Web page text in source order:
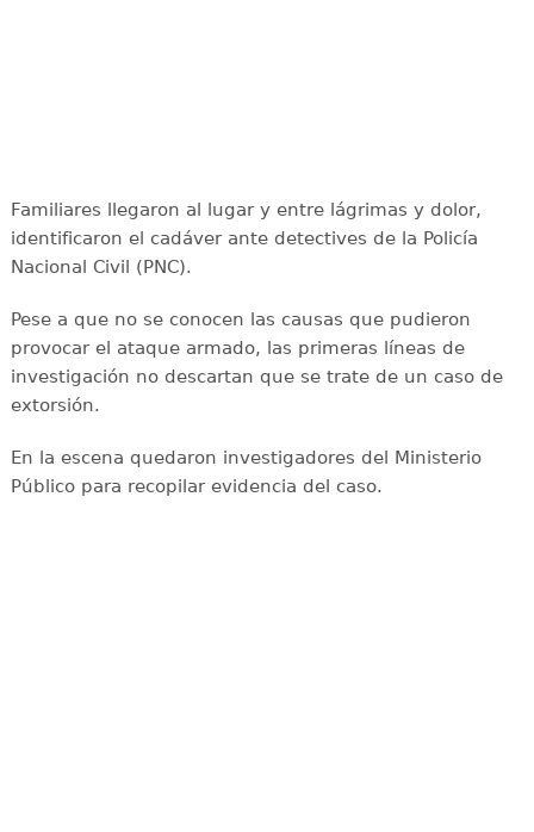
Familiares llegaron al lugar y entre lágrimas y dolor,
identificaron el cadáver ante detectives de la Policía
Nacional Civil (PNC).
Pese a que no se conocen las causas que pudieron
provocar el ataque armado, las primeras líneas de
investigación no descartan que se trate de un caso de
extorsión.
En la escena quedaron investigadores del Ministerio
Público para recopilar evidencia del caso.